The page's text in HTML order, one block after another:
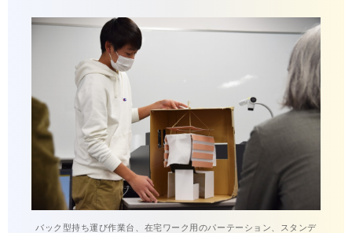
バック型持ち運び作業台、在宅ワーク用のパーテーション、スタンデ